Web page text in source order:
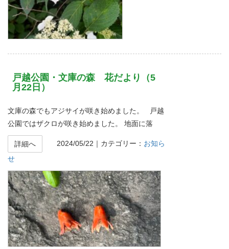
戸越公園・文庫の森 花だより（5
月22日）
文庫の森でもアジサイが咲き始めました。 戸越
公園ではザクロが咲き始めました。 地面に落
詳細へ 2024/05/22 ｜カテゴリー： お知ら
せ